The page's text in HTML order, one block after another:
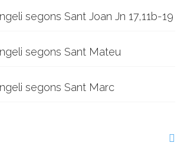
segons Sant Joan Jn 17,11b-19
segons Sant Mateu
segons Sant Marc